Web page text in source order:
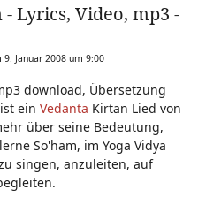
Lyrics, Video, mp3 -
9. Januar 2008 um 9:00
download, Übersetzung
ein Vedanta Kirtan Lied von
über seine Bedeutung,
So'ham, im Yoga Vidya
singen, anzuleiten, auf